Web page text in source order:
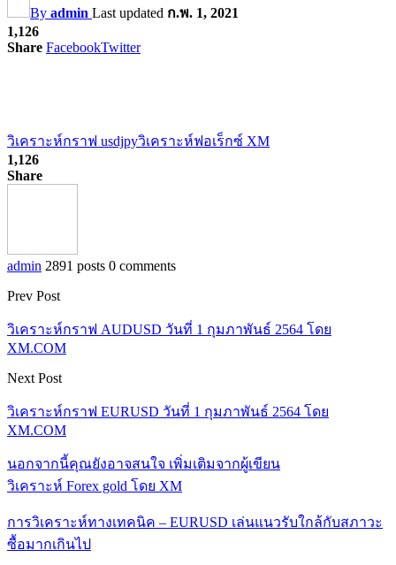
By admin Last updated ก.พ. 1, 2021
1,126
Share FacebookTwitter
วิเคราะห์กราฟ usdjpyวิเคราะห์ฟอเร็กซ์ XM
1,126
Share
admin 2891 posts 0 comments
Prev Post
วิเคราะห์กราฟ AUDUSD วันที่ 1 กุมภาพันธ์ 2564 โดย
XM.COM
Next Post
วิเคราะห์กราฟ EURUSD วันที่ 1 กุมภาพันธ์ 2564 โดย
XM.COM
นอกจากนี้คุณยังอาจสนใจ เพิ่มเติมจากผู้เขียน
วิเคราะห์ Forex gold โดย XM
การวิเคราะห์ทางเทคนิค – EURUSD เล่นแนวรับใกล้กับสภาวะ
ซื้อมากเกินไป